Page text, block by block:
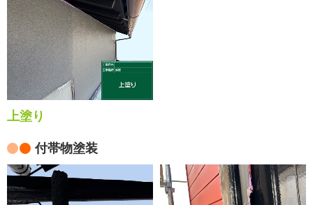
上塗り
付帯物塗装